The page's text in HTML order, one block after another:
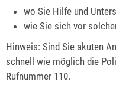
wo Sie Hilfe und
wie Sie sich vor
Hinweis: Sind Sie akuten
schnell wie möglich die
Rufnummer 110.